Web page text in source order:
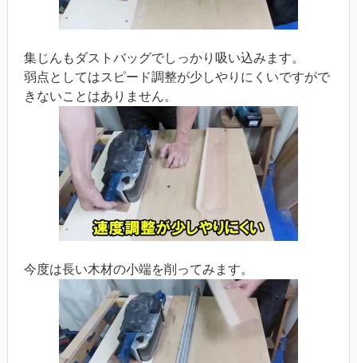
集じんもダストバッグでしっかり吸い込みます。
弱点としてはスピード調整が少しやりにくいですがで
きないことはありません。
今度は長い木材の小端を削ってみます。